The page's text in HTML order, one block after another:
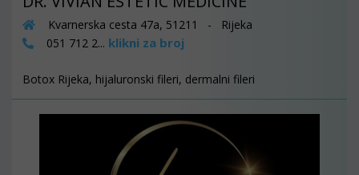
Kvarnerska cesta 47a, 51211 - Rijeka
051 712 2... klikni za broj
Botox Rijeka, hijaluronski fileri, dermalni fileri